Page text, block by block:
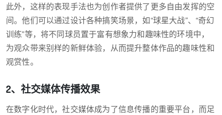
此外，这样的表现手法也为创作者提供了更多自由发挥的空
间。他们可以通过设计各种搞笑场景，如“球星大战”、“奇幻
训练”等，将不同球员置于富有想象力和趣味性的环境中，
为观众带来别样的新鲜体验，从而提升整体作品的趣味性和
观赏性。
2、社交媒体传播效果
在数字化时代，社交媒体成为了信息传播的重要平台，而足